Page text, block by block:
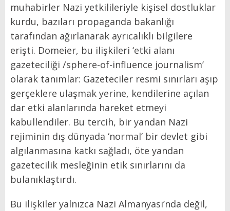
muhabirler Nazi yetkilileriyle kişisel dostluklar
kurdu, bazıları propaganda bakanlığı
tarafından ağırlanarak ayrıcalıklı bilgilere
erişti. Domeier, bu ilişkileri ‘etki alanı
gazeteciliği /sphere-of-influence journalism’
olarak tanımlar: Gazeteciler resmi sınırları aşıp
gerçeklere ulaşmak yerine, kendilerine açılan
dar etki alanlarında hareket etmeyi
kabullendiler. Bu tercih, bir yandan Nazi
rejiminin dış dünyada ‘normal’ bir devlet gibi
algılanmasına katkı sağladı, öte yandan
gazetecilik mesleğinin etik sınırlarını da
bulanıklaştırdı.
Bu ilişkiler yalnızca Nazi Almanyası’nda değil,